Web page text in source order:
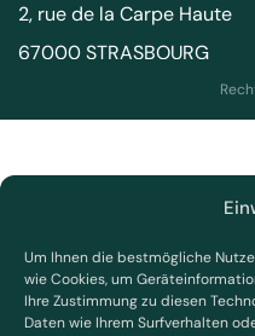
Um Ihnen die bestmögliche
wie Cookies, um
Ihre Zustimmung zu diesen
Daten wie Ihrem Surfverhalten
2, rue de la Carpe Haute
67000 STRASBOURG